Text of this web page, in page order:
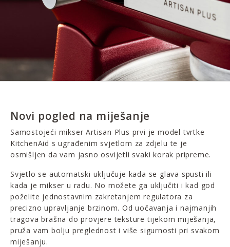
Novi pogled na miješanje
Samostojeći mikser Artisan Plus prvi je model tvrtke
KitchenAid s ugrađenim svjetlom za zdjelu te je
osmišljen da vam jasno osvijetli svaki korak pripreme.
Svjetlo se automatski uključuje kada se glava spusti ili
kada je mikser u radu. No možete ga uključiti i kad god
poželite jednostavnim zakretanjem regulatora za
precizno upravljanje brzinom. Od uočavanja i najmanjih
tragova brašna do provjere teksture tijekom miješanja,
pruža vam bolju preglednost i više sigurnosti pri svakom
miješanju.